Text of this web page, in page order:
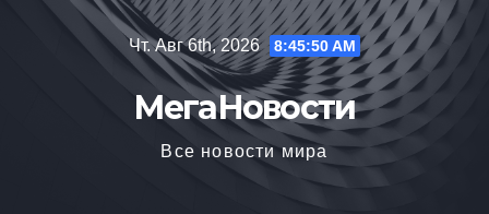
Чт. Авг 6th, 2026 8:45:52 AM
МегаНовости
Все новости мира